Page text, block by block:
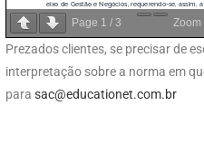
Page 1 / 3 Zoom
Prezados clientes, se precisar de
interpretação sobre a norma em
para sac@educationet.com.br